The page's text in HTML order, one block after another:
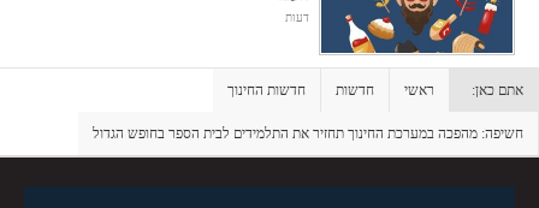
דעות
אתם כאן: ראשי חדשות חדשות החינוך
חשיפה: מהפכה במערכת החינוך תחזיר את התלמידים לבית הספר בחופש הגדול